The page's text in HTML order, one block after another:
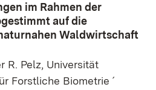
im Rahmen der
auf die
Waldwirtschaft
R. Pelz, Universität
Forstliche Biometrie ´